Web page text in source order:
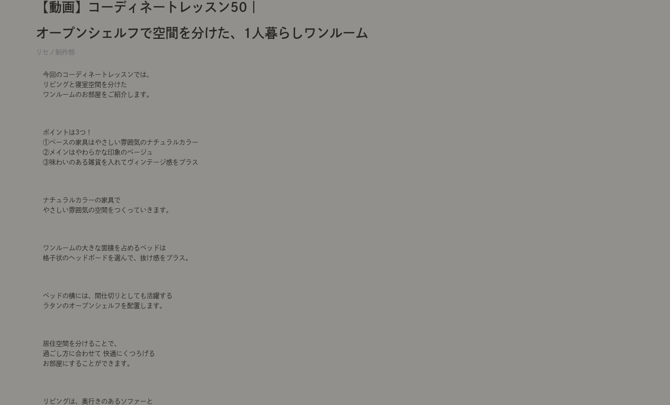
【動画】コーディネートレッスン50｜
オープンシェルフで空間を分けた、1人暮らしワンルーム
リセノ制作部
今回のコーディネートレッスンでは、
リビングと寝室空間を分けた
ワンルームのお部屋をご紹介します。
ポイントは3つ！
①ベースの家具はやさしい雰囲気のナチュラルカラー
②メインはやわらかな印象のベージュ
③味わいのある雑貨を入れてヴィンテージ感をプラス
ナチュラルカラーの家具で
やさしい雰囲気の空間をつくっていきます。
ワンルームの大きな面積を占めるベッドは
格子状のヘッドボードを選んで、抜け感をプラス。
ベッドの横には、間仕切りとしても活躍する
ラタンのオープンシェルフを配置します。
居住空間を分けることで、
過ごし方に合わせて 快適にくつろげる
お部屋にすることができます。
リビングは、奥行きのあるソファーと